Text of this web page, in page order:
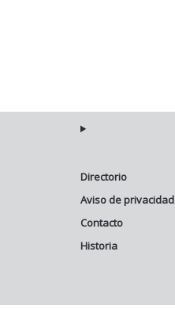
Directorio
Aviso de privacidad
Contacto
Historia